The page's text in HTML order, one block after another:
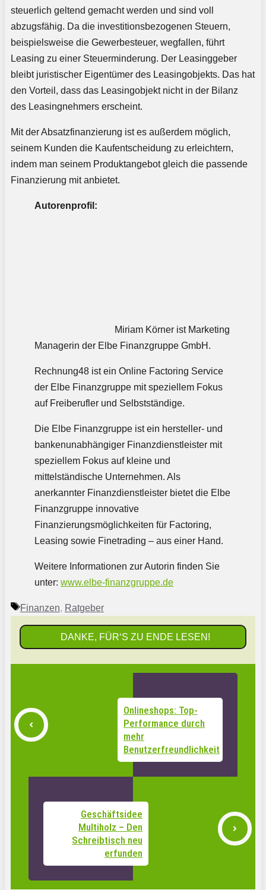
steuerlich geltend gemacht werden und sind voll
abzugsfähig. Da die investitionsbezogenen Steuern,
beispielsweise die Gewerbesteuer, wegfallen, führt
Leasing zu einer Steuerminderung. Der Leasinggeber
bleibt juristischer Eigentümer des Leasingobjekts. Das hat
den Vorteil, dass das Leasingobjekt nicht in der Bilanz
des Leasingnehmers erscheint.
Mit der Absatzfinanzierung ist es außerdem möglich,
seinem Kunden die Kaufentscheidung zu erleichtern,
indem man seinem Produktangebot gleich die passende
Finanzierung mit anbietet.
Autorenprofil:
Miriam Körner ist Marketing
Managerin der Elbe Finanzgruppe GmbH.
Rechnung48 ist ein Online Factoring Service
der Elbe Finanzgruppe mit speziellem Fokus
auf Freiberufler und Selbstständige.
Die Elbe Finanzgruppe ist ein hersteller- und
bankenunabhängiger Finanzdienstleister mit
speziellem Fokus auf kleine und
mittelständische Unternehmen. Als
anerkannter Finanzdienstleister bietet die Elbe
Finanzgruppe innovative
Finanzierungsmöglichkeiten für Factoring,
Leasing sowie Finetrading – aus einer Hand.
Weitere Informationen zur Autorin finden Sie
unter: www.elbe-finanzgruppe.de
Schlagwörter
Finanzen, Ratgeber
DANKE, FÜR‘S ZU ENDE LESEN!
Onlineshops: Top-
Performance durch
mehr
Benutzerfreundlichkeit
Geschäftsidee
Multiholz – Den
Schreibtisch neu
erfunden